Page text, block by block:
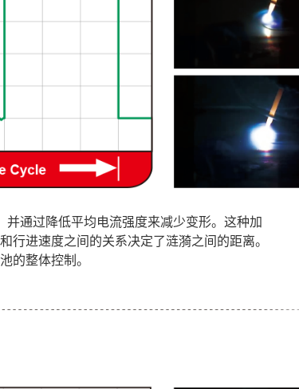
通过降低平均电流强度来减少变形。这种加
进速度之间的关系决定了涟漪之间的距离。
的整体控制。